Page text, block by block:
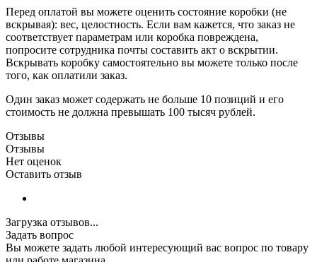
Перед оплатой вы можете оценить состояние коробки (не
вскрывая): вес, целостность. Если вам кажется, что заказ не
соответствует параметрам или коробка повреждена,
попросите сотрудника почты составить акт о вскрытии.
Вскрывать коробку самостоятельно вы можете только после
того, как оплатили заказ.
Один заказ может содержать не больше 10 позиций и его
стоимость не должна превышать 100 тысяч рублей.
Отзывы
Отзывы
Нет оценок
Оставить отзыв
Загрузка отзывов...
Задать вопрос
Вы можете задать любой интересующий вас вопрос по товару